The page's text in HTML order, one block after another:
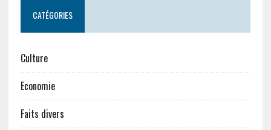
CATÉGORIES
Culture
Economie
Faits divers